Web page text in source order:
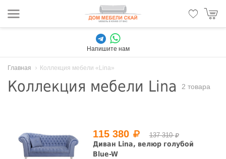
Напишите нам
Главная Коллекция мебели «Lina»
Коллекция мебели Lina 2 товара
115 380 137 310
Диван Lina, велюр голубой
Blue-W